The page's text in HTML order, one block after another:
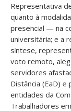
Representativa
quanto à
presencial — na
universitária; e a
síntese,
voto remoto,
servidores
Distância (EaD) e
entidades da
Trabalhadores